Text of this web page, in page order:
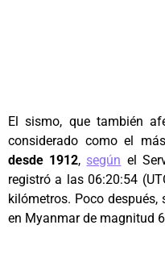
El sismo, que también
considerado como el
desde 1912, según el
registró a las 06:20:54
kilómetros. Poco
en Myanmar de magnitud